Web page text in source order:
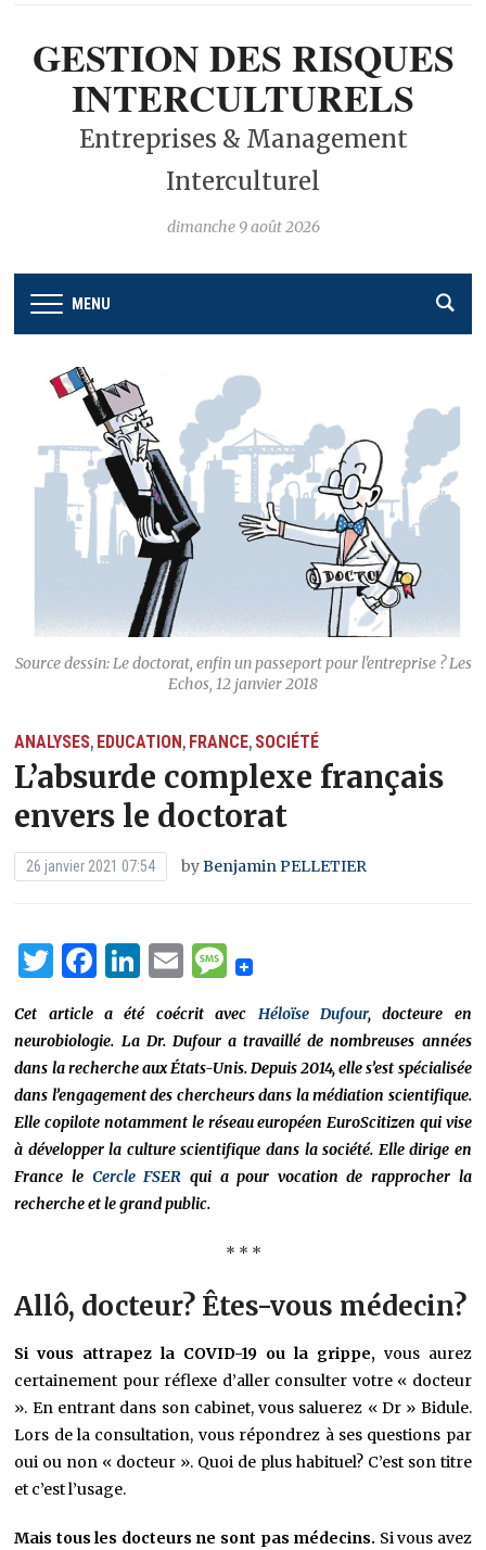
GESTION DES RISQUES
INTERCULTURELS
Entreprises & Management
Interculturel
dimanche 9 août 2026
MENU
Source dessin: Le doctorat, enfin un passeport pour l'entreprise ? Les
Echos, 12 janvier 2018
ANALYSES, EDUCATION , FRANCE, SOCIÉTÉ
L’absurde complexe français
envers le doctorat
26 janvier 2021 07:54 byBenjamin PELLETIER
Twitter
Facebook
LinkedIn
EmailMessage
Cet article a été coécrit avec Héloïse Dufour, docteure en
neurobiologie. La Dr. Dufour a travaillé de nombreuses années
dans la recherche aux États-Unis. Depuis 2014, elle s’est spécialisée
dans l’engagement des chercheurs dans la médiation scientifique.
Elle copilote notamment le réseau européen EuroScitizen qui vise
à développer la culture scientifique dans la société. Elle dirige en
France le Cercle FSER qui a pour vocation de rapprocher la
recherche et le grand public.
* * *
Allô, docteur? Êtes-vous médecin?
Si vous attrapez la COVID-19 ou la grippe,vous aurez
certainement pour réflexe d’aller consulter votre « docteur
». En entrant dans son cabinet, vous saluerez « Dr » Bidule.
Lors de la consultation, vous répondrez à ses questions par
oui ou non « docteur ». Quoi de plus habituel? C’est son titre
et c’est l’usage.
Mais tous les docteurs ne sont pas médecins. Si vous avez